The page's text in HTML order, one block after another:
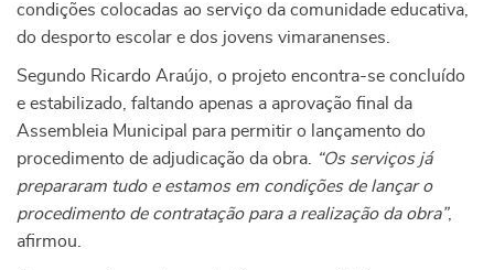
condições colocadas ao serviço da comunidade educativa,
do desporto escolar e dos jovens vimaranenses.
Segundo Ricardo Araújo, o projeto encontra-se concluído
e estabilizado, faltando apenas a aprovação final da
Assembleia Municipal para permitir o lançamento do
procedimento de adjudicação da obra.
“Os serviços já
prepararam tudo e estamos em condições de lançar o
procedimento de contratação para a realização da obra”,
afirmou.